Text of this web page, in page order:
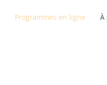
Programmes en ligne À